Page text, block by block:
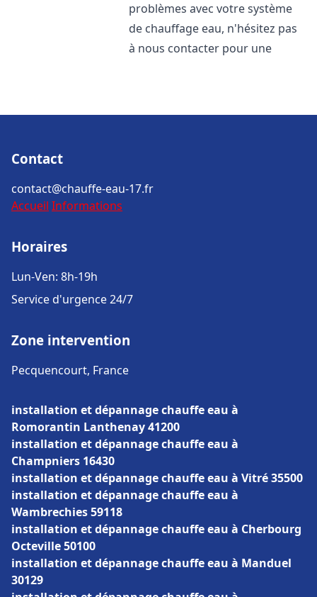
problèmes avec votre système
de chauffage eau, n'hésitez pas
à nous contacter pour une
Contact
contact@chauffe-eau-17.fr
Accueil Informations
Horaires
Lun-Ven: 8h-19h
Service d'urgence 24/7
Zone intervention
Pecquencourt, France
installation et dépannage chauffe eau à
Romorantin Lanthenay 41200
installation et dépannage chauffe eau à
Champniers 16430
installation et dépannage chauffe eau à Vitré 35500
installation et dépannage chauffe eau à
Wambrechies 59118
installation et dépannage chauffe eau à Cherbourg
Octeville 50100
installation et dépannage chauffe eau à Manduel
30129